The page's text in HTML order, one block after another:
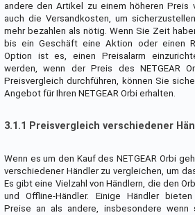
andere den Artikel zu einem höheren Preis
auch die Versandkosten, um
mehr bezahlen als nötig. Wenn Sie Zeit
bis ein Geschäft eine Aktion oder einen
Option ist es, einen Preisalarm
werden, wenn der Preis des NETGEAR
Preisvergleich durchführen, können Sie
Angebot für Ihren NETGEAR Orbi erhalten.
3.1.1 Preisvergleich verschiedener
Wenn es um den Kauf des NETGEAR Orbi
verschiedener Händler zu vergleichen, um
Es gibt eine Vielzahl von Händlern, die den
und Offline-Händler. Einige Händler
Preise an als andere, insbesondere wenn